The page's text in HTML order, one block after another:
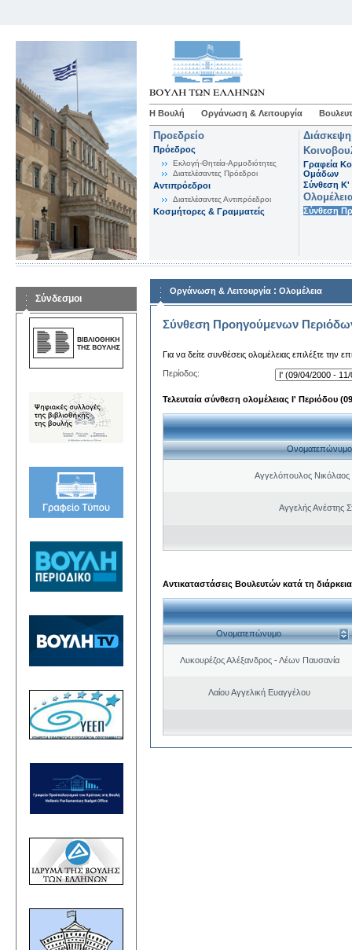
Η Βουλή Οργάνωση & Λειτουργία
Προεδρείο
Πρόεδρος
Εκλογή-Θητεία-Αρμοδιότητες
Διατελέσαντες Πρόεδροι
Αντιπρόεδροι
Διατελέσαντες Αντιπρόεδροι
Κοσμήτορες & Γραμματείς
Γραφεία
Ομάδων
Σύνθεση K'
Σύνθεση
Σύνδεσμοι
Οργάνωση & Λειτουργία : Ολομέλεια
Σύνθεση Προηγούμενων
Για να δείτε συνθέσεις ολομέλειας επιλέξτε την
Περίοδος:
Τελευταία σύνθεση ολομέλειας Ι' Περιόδου
Ονοματεπώνυμο
Αγγελόπουλος Νικόλαος
Αγγελής Ανέστης
Αντικαταστάσεις Βουλευτών κατά τη
Ονοματεπώνυμο
Λυκουρέζος Αλέξανδρος - Λέων Παυσανία
Λαίου Αγγελική Ευαγγέλου